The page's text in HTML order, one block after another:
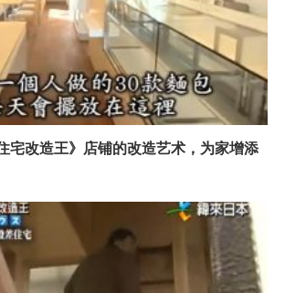
宅改造王》店铺的改造艺术，为家增添